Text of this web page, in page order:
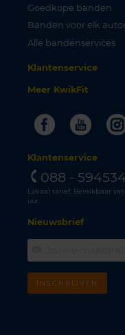
Goedkope banden
Banden voor elk
Alle bandenservices
Klantenservice
Meer KwikFit
Facebook
Klantenservice
088 -
Lokaal tarief. Bereikbaar
uur.
Nieuwsbrief
INSCHRIJVEN